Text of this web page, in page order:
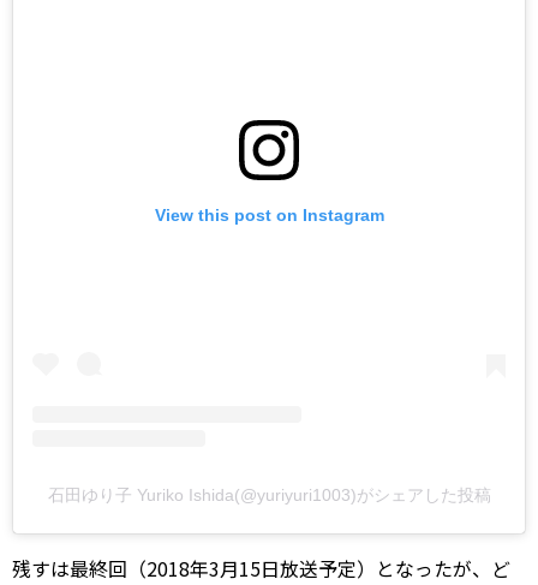
View this post on Instagram
石田ゆり子 Yuriko Ishida(@yuriyuri1003)がシェアした投稿
残すは最終回（2018年3月15日放送予定）となったが、ど